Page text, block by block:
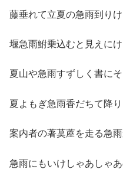
藤垂れて立夏の急雨到り
堰急雨鮒乗込むと見えに
夏山や急雨すずしく書に
夏よもぎ急雨香だちて降
案内者の著茣蓙を走る急
急雨にもいけしゃあしゃ